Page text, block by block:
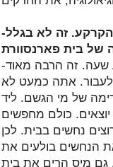
-הרבה מהבתים שלך מונחים על עמודים מעל פני הקרקע. זה לא בגלל
-באוסטרליה יש מקומות בהם יכולים לרדת 400 מ"מ ברבע שעה. זה הרבה מאוד
לעבור. אתה כמעט לא
של מי הגשם. ליד
כולם מחפשים
נחשים בבית. לכן
הנחשים בולעים את
גם מיס הרים את בית